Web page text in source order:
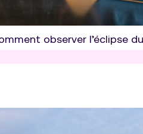
observer l’éclipse